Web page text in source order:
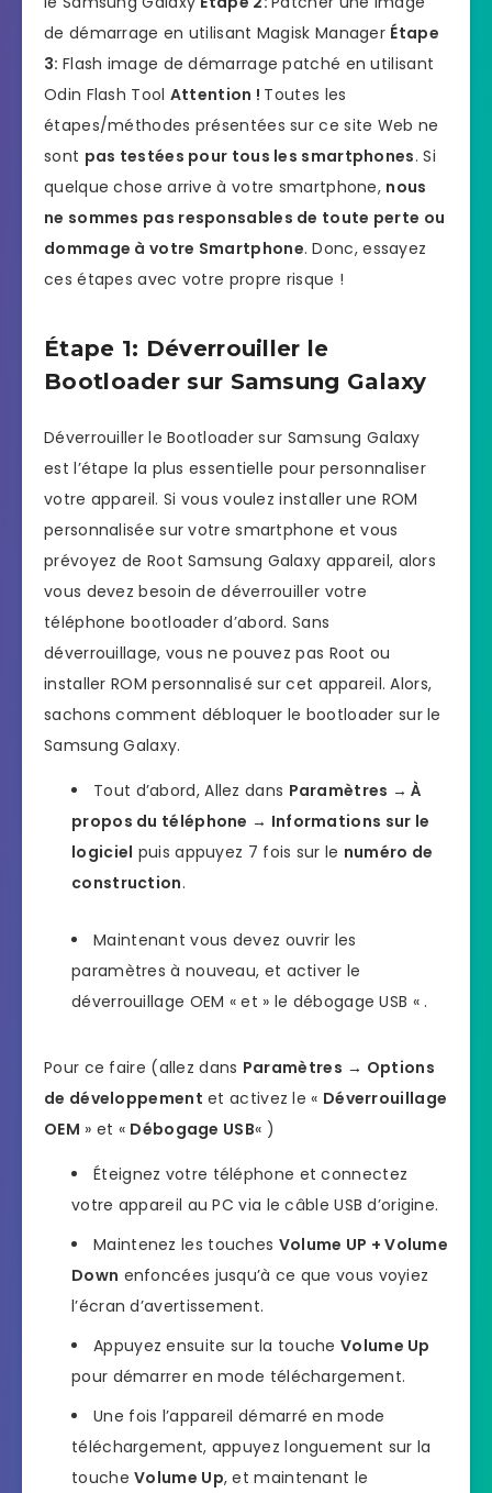
de démarrage en utilisant Magisk Manager Étape
3: Flash image de démarrage patché en utilisant
Odin Flash Tool Attention ! Toutes les
étapes/méthodes présentées sur ce site Web ne
sont pas testées pour tous les smartphones. Si
quelque chose arrive à votre smartphone, nous
ne sommes pas responsables de toute perte ou
dommage à votre Smartphone. Donc, essayez
ces étapes avec votre propre risque !
Étape 1: Déverrouiller le
Bootloader sur Samsung Galaxy
Déverrouiller le Bootloader sur Samsung Galaxy
est l’étape la plus essentielle pour personnaliser
votre appareil. Si vous voulez installer une ROM
personnalisée sur votre smartphone et vous
prévoyez de Root Samsung Galaxy appareil, alors
vous devez besoin de déverrouiller votre
téléphone bootloader d’abord. Sans
déverrouillage, vous ne pouvez pas Root ou
installer ROM personnalisé sur cet appareil. Alors,
sachons comment débloquer le bootloader sur le
Samsung Galaxy.
Tout d’abord, Allez dans Paramètres → À
propos du téléphone → Informations sur le
logiciel puis appuyez 7 fois sur le numéro de
construction.
Maintenant vous devez ouvrir les
paramètres à nouveau, et activer le
déverrouillage OEM « et » le débogage USB « .
Pour ce faire (allez dans Paramètres → Options
de développement et activez le « Déverrouillage
OEM » et « Débogage USB« )
Éteignez votre téléphone et connectez
votre appareil au PC via le câble USB d’origine.
Maintenez les touches Volume UP + Volume
Down enfoncées jusqu’à ce que vous voyiez
l’écran d’avertissement.
Appuyez ensuite sur la touche Volume Up
pour démarrer en mode téléchargement.
Une fois l’appareil démarré en mode
téléchargement, appuyez longuement sur la
toucheVolume Up, et maintenant le